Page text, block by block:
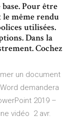
Pour être
même rendu
utilisées.
Dans la
Cochez
un document
demandera
2019 –
vidéo 2 avr.